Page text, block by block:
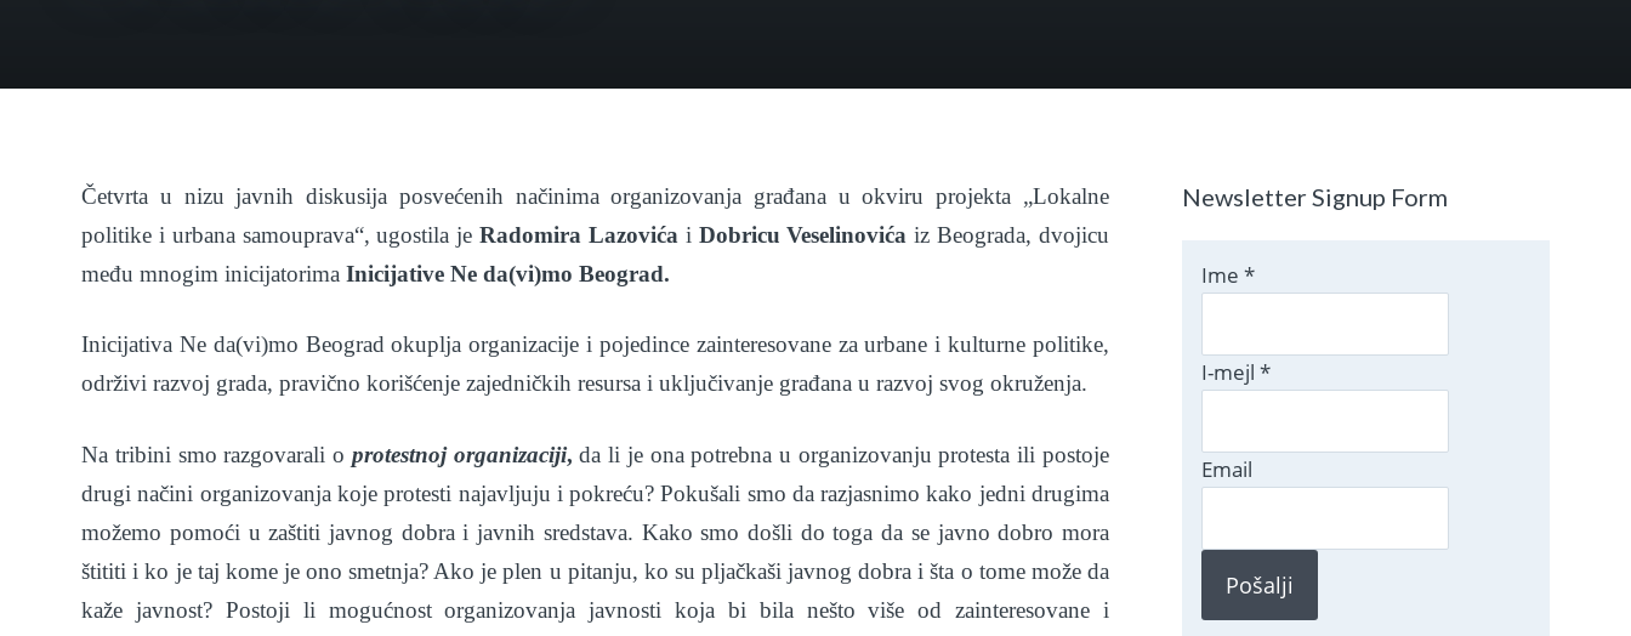
Četvrta u nizu javnih diskusija posvećenih načinima organizovanja građana u okviru projekta „Lokalne
politike i urbana samouprava“, ugostila jeRadomira Lazovića i Dobricu Veselinovića iz Beograda, dvojicu
među mnogim inicijatorimaInicijative Ne da(vi)mo Beograd.
Inicijativa Ne da(vi)mo Beograd okuplja organizacije i pojedince zainteresovane za urbane i kulturne politike,
održivi razvoj grada, pravično korišćenje zajedničkih resursa i uključivanje građana u razvoj svog okruženja.
Na tribini smo razgovarali o protestnoj organizaciji, da li je ona potrebna u organizovanju protesta ili postoje
drugi načini organizovanja koje protesti najavljuju i pokreću? Pokušali smo da razjasnimo kako jedni drugima
možemo pomoći u zaštiti javnog dobra i javnih sredstava. Kako smo došli do toga da se javno dobro mora
štititi i ko je taj kome je ono smetnja? Ako je plen u pitanju, ko su pljačkaši javnog dobra i šta o tome može da
kaže javnost? Postoji li mogućnost organizovanja javnosti koja bi bila nešto više od zainteresovane i
Newsletter Signup Form
Ime *
I-mejl *
Email
Pošalji